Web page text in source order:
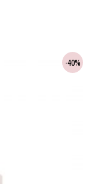
40%